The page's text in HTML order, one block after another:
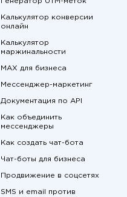
Калькулятор конверсии
онлайн
Калькулятор
маржинальности
MAX для бизнеса
Мессенджер-маркетинг
Документация по API
Как объединить
мессенджеры
Как создать чат-бота
Чат-боты для бизнеса
Продвижение в соцсетях
SMS и email против